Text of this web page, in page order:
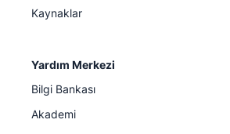
Kaynaklar
Yardım Merkezi
Bilgi Bankası
Akademi